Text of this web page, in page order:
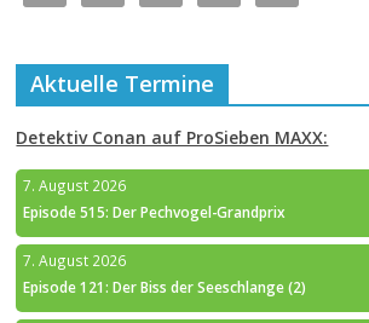
Aktuelle Termine
Detektiv Conan auf ProSieben MAXX:
7. August 2026
Episode 515: Der Pechvogel-Grandprix
7. August 2026
Episode 121: Der Biss der Seeschlange (2)